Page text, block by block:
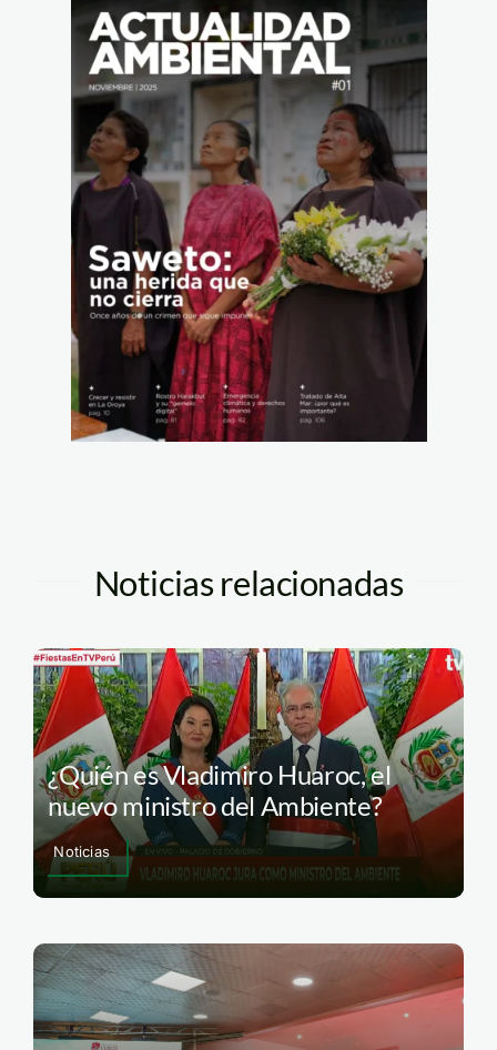
Noticias relacionadas
¿Quién es Vladimiro Huaroc, el
nuevo ministro del Ambiente?
Noticias